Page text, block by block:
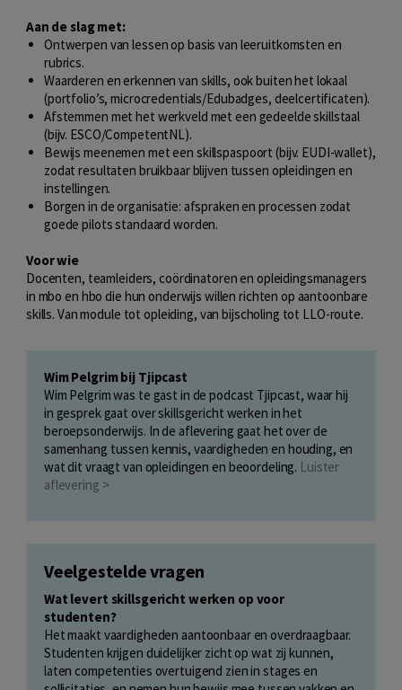
Aan de slag met:
Ontwerpen van lessen op basis van leeruitkomsten en
rubrics.
Waarderen en erkennen van skills, ook buiten het lokaal
(portfolio’s, microcredentials/Edubadges, deelcertificaten).
Afstemmen met het werkveld met een gedeelde skillstaal
(bijv. ESCO/CompetentNL).
Bewijs meenemen met een skillspaspoort (bijv. EUDI-wallet),
zodat resultaten bruikbaar blijven tussen opleidingen en
instellingen.
Borgen in de organisatie: afspraken en processen zodat
goede pilots standaard worden.
Voor wie
Docenten, teamleiders, coördinatoren en opleidingsmanagers
in mbo en hbo die hun onderwijs willen richten op aantoonbare
skills. Van module tot opleiding, van bijscholing tot LLO-route.
Wim Pelgrim bij Tjipcast
Wim Pelgrim was te gast in de podcast Tjipcast, waar hij
in gesprek gaat over skillsgericht werken in het
beroepsonderwijs. In de aflevering gaat het over de
samenhang tussen kennis, vaardigheden en houding, en
wat dit vraagt van opleidingen en beoordeling. Luister
aflevering >
Veelgestelde vragen
Wat levert skillsgericht werken op voor
studenten?
Het maakt vaardigheden aantoonbaar en overdraagbaar.
Studenten krijgen duidelijker zicht op wat zij kunnen,
laten competenties overtuigend zien in stages en